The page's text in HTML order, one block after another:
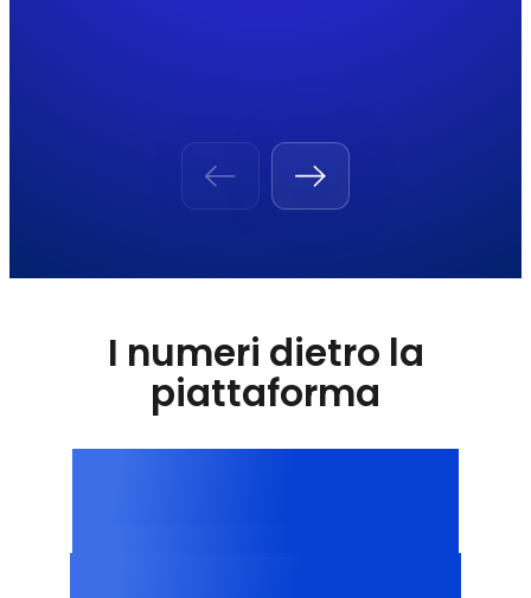
I numeri dietro la
piattaforma